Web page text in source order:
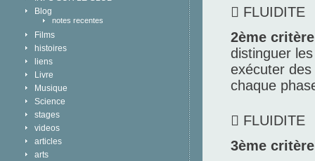
Blog
notes recentes
Films
histoires
liens
Livre
Musique
Science
stages
videos
articles
arts
 FLUIDITE
2ème
distinguer
exécuter
chaque
 FLUIDITE
3ème